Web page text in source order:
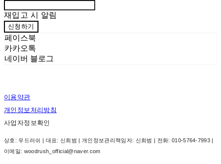
재입고 시 알림
신청하기
페이스북
카카오톡
네이버 블로그
이용약관
개인정보처리방침
사업자정보확인
상호: 우드러쉬 | 대표: 신희범 | 개인정보관리책임자: 신희범 | 전화: 010-5764-7993 |
이메일: woodrush_official@naver.com